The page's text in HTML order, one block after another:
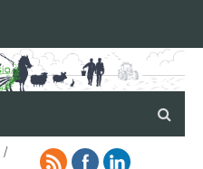
/